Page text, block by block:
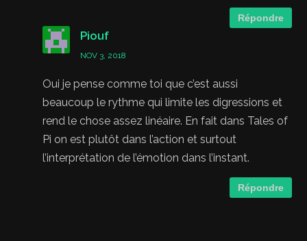
Répondre
Piouf
NOV 3, 2018
Oui je pense comme toi que c’est aussi
beaucoup le rythme qui limite les digressions et
rend le chose assez linéaire. En fait dans Tales of
Pi on est plutôt dans l’action et surtout
l’interprétation de l’émotion dans l’instant.
Répondre